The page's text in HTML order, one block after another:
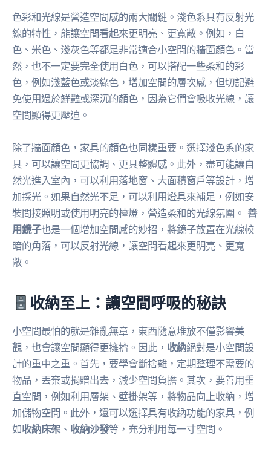
色彩和光線是營造空間感的兩大關鍵。淺色系具有反射光
線的特性，能讓空間看起來更明亮、更寬敞。例如，白
色、米色、淺灰色等都是非常適合小空間的牆面顏色。當
然，也不一定要完全使用白色，可以搭配一些柔和的彩
色，例如淺藍色或淡綠色，增加空間的層次感，但切記避
免使用過於鮮豔或深沉的顏色，因為它們會吸收光線，讓
空間顯得更壓迫。
除了牆面顏色，家具的顏色也同樣重要。選擇淺色系的家
具，可以讓空間更協調、更具整體感。此外，盡可能讓自
然光進入室內，可以利用落地窗、大面積窗戶等設計，增
加採光。如果自然光不足，可以利用燈具來補足，例如安
裝間接照明或使用明亮的檯燈，營造柔和的光線氛圍。 善
用鏡子也是一個增加空間感的妙招，將鏡子放置在光線較
暗的角落，可以反射光線，讓空間看起來更明亮、更寬
敞。
收納至上：讓空間呼吸的秘訣
小空間最怕的就是雜亂無章，東西隨意堆放不僅影響美
觀，也會讓空間顯得更擁擠。因此， 收納絕對是小空間設
計的重中之重。首先，要學會斷捨離，定期整理不需要的
物品，丟棄或捐贈出去，減少空間負擔。其次，要善用垂
直空間，例如利用層架、壁掛架等，將物品向上收納，增
加儲物空間。此外，還可以選擇具有收納功能的家具，例
如收納床架 、 收納沙發等，充分利用每一寸空間。